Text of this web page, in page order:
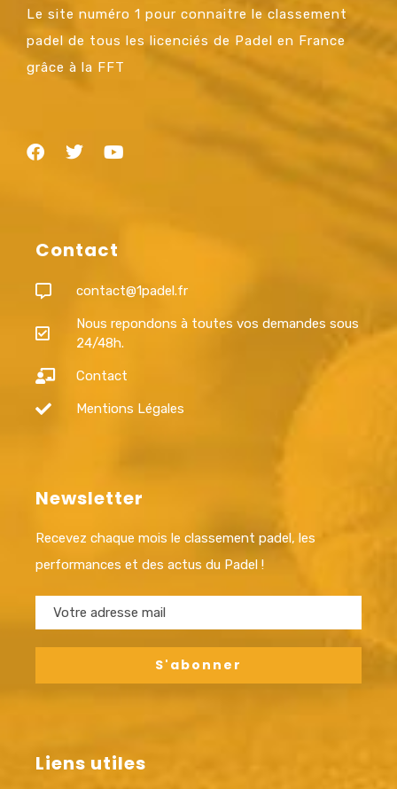
Le site numéro 1 pour connaitre le classement
padel de tous les licenciés de Padel en France
grâce à la FFT
Contact
contact@1padel.fr
Nous repondons à toutes vos demandes sous
24/48h.
Contact
Mentions Légales
Newsletter
Recevez chaque mois le classement padel, les
performances et des actus du Padel !
Liens utiles